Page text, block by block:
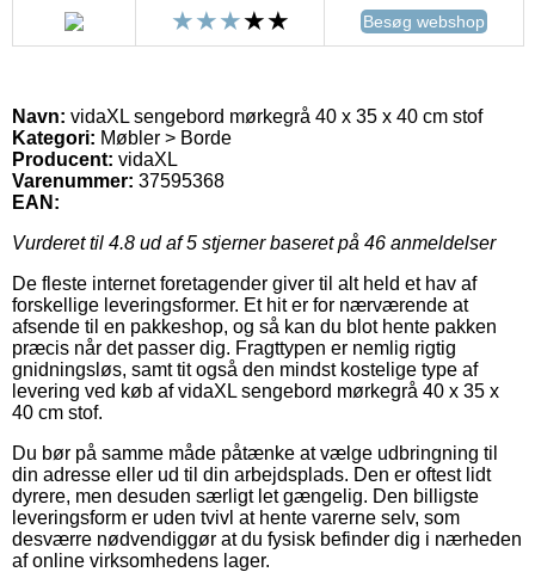
Besøg webshop
Navn: vidaXL sengebord mørkegrå 40 x 35 x 40 cm stof
Kategori: Møbler > Borde
Producent: vidaXL
Varenummer: 37595368
EAN:
Vurderet til 4.8 ud af 5 stjerner baseret på 46 anmeldelser
De fleste internet foretagender giver til alt held et hav af
forskellige leveringsformer. Et hit er for nærværende at
afsende til en pakkeshop, og så kan du blot hente pakken
præcis når det passer dig. Fragttypen er nemlig rigtig
gnidningsløs, samt tit også den mindst kostelige type af
levering ved køb af vidaXL sengebord mørkegrå 40 x 35 x
40 cm stof.
Du bør på samme måde påtænke at vælge udbringning til
din adresse eller ud til din arbejdsplads. Den er oftest lidt
dyrere, men desuden særligt let gængelig. Den billigste
leveringsform er uden tvivl at hente varerne selv, som
desværre nødvendiggør at du fysisk befinder dig i nærheden
af online virksomhedens lager.